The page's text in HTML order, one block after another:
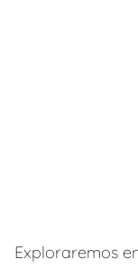
Exploraremos